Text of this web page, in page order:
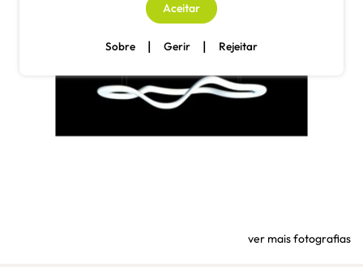
ver mais fotografias
Aceitar
Sobre | Gerir | Rejeitar